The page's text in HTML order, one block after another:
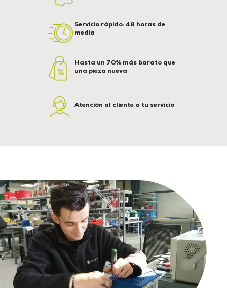
Servicio rápido: 48 horas de
media
Hasta un 70% más barato que
una pieza nueva
Atención al cliente a tu servicio